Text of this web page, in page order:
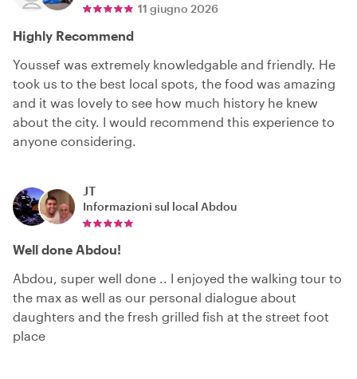
11 giugno 2026
Highly Recommend
Youssef was extremely knowledgable and friendly. He
took us to the best local spots, the food was amazing
and it was lovely to see how much history he knew
about the city. I would recommend this experience to
anyone considering.
JT
Informazioni sul local Abdou
Well done Abdou!
Abdou, super well done .. I enjoyed the walking tour to
the max as well as our personal dialogue about
daughters and the fresh grilled fish at the street foot
place